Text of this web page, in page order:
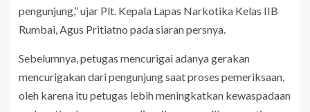
pengunjung,” ujar Plt. Kepala Lapas Narkotika Kelas IIB
Rumbai, Agus Pritiatno pada siaran persnya.
Sebelumnya, petugas mencurigai adanya gerakan
mencurigakan dari pengunjung saat proses pemeriksaan,
oleh karena itu petugas lebih meningkatkan kewaspadaan